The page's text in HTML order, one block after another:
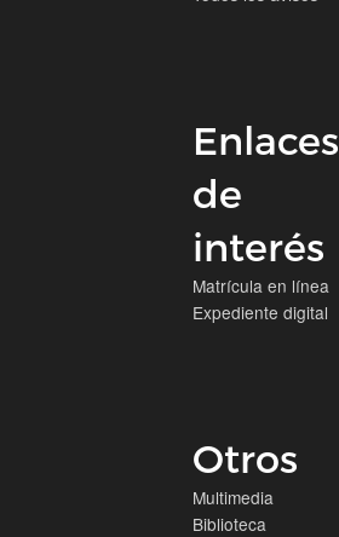
Enlaces
de
interés
Matrícula en línea
Expediente digital
Otros
Multimedia
Biblioteca